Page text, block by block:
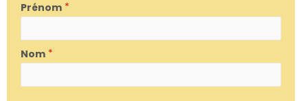
Prénom *
Nom *